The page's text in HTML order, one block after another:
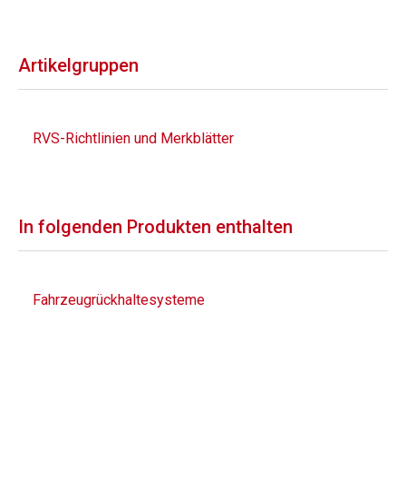
Artikelgruppen
RVS-Richtlinien und Merkblätter
In folgenden Produkten enthalten
Fahrzeugrückhaltesysteme